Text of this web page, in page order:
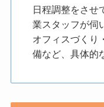
日程調整をさせ
業スタッフが伺
オフィスづくり
備など、具体的